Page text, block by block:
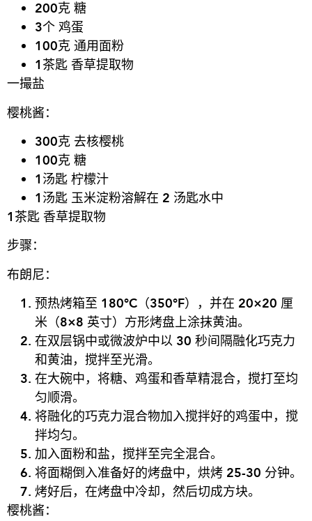
200克 糖
3个 鸡蛋
100克 通用面粉
1 茶匙 香草提取物
一撮盐
樱桃酱：
300克 去核樱桃
100克 糖
1汤匙 柠檬汁
1汤匙 玉米淀粉溶解在 2 汤匙水中
1 茶匙 香草提取物
步骤：
布朗尼：
预热烤箱至 180°C （350°F），并在 20×20 厘
米（8×8 英寸）方形烤盘上涂抹黄油。
在双层锅中或微波炉中以 30 秒间隔融化巧克力
和黄油， 搅拌至光滑。
在大碗中，将糖、鸡蛋和香草精混合，搅打至均
匀顺滑。
将融化的巧克力混合物加入搅拌好的鸡蛋中， 搅
拌均匀。
加入面粉和盐， 搅拌至完全混合。
将面糊倒入准备好的烤盘中，烘烤 25-30 分钟。
烤好后，在烤盘中冷却，然后切成方块。
樱桃酱：